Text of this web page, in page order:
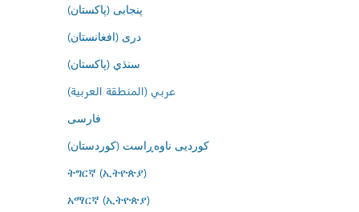
پنجابی (پاکستان)
درى (افغانستان)
سنڌي (پاکستان)
عربي (المنطقة العربية)
فارسى
کوردیی ناوەڕاست (کوردستان)
ትግርኛ (ኢትዮጵያ)
አማርኛ (ኢትዮጵያ)